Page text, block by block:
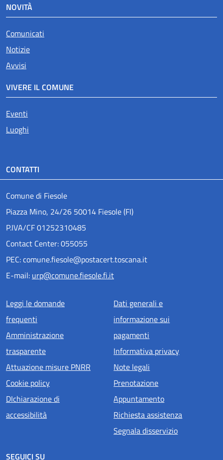
NOVITÀ
Comunicati
Notizie
Avvisi
VIVERE IL COMUNE
Eventi
Luoghi
CONTATTI
Comune di Fiesole
Piazza Mino, 24/26 50014 Fiesole (FI)
P.IVA/CF 01252310485
Contact Center: 055055
PEC: comune.fiesole@postacert.toscana.it
E-mail: urp@comune.fiesole.fi.it
Menu piè di pagina
Leggi le domande
frequenti
Amministrazione
trasparente
Attuazione misure PNRR
Cookie policy
DIchiarazione di
accessibilità
Dati generali e
informazione sui
pagamenti
Informativa privacy
Note legali
Prenotazione
Appuntamento
Richiesta assistenza
Segnala disservizio
SEGUICI SU